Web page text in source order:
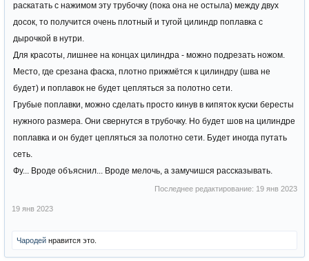
раскатать с нажимом эту трубочку (пока она не остыла) между двух
досок, то получится очень плотный и тугой цилиндр поплавка с
дырочкой в нутри.
Для красоты, лишнее на концах цилиндра - можно подрезать ножом.
Место, где срезана фаска, плотно прижмётся к цилиндру (шва не
будет) и поплавок не будет цепляться за полотно сети.
Грубые поплавки, можно сделать просто кинув в кипяток куски бересты
нужного размера. Они свернутся в трубочку. Но будет шов на цилиндре
поплавка и он будет цепляться за полотно сети. Будет иногда путать
сеть.
Фу... Вроде объяснил... Вроде мелочь, а замучишся рассказывать.
Последнее редактирование: 19 янв 2023
19 янв 2023
Чародей нравится это.